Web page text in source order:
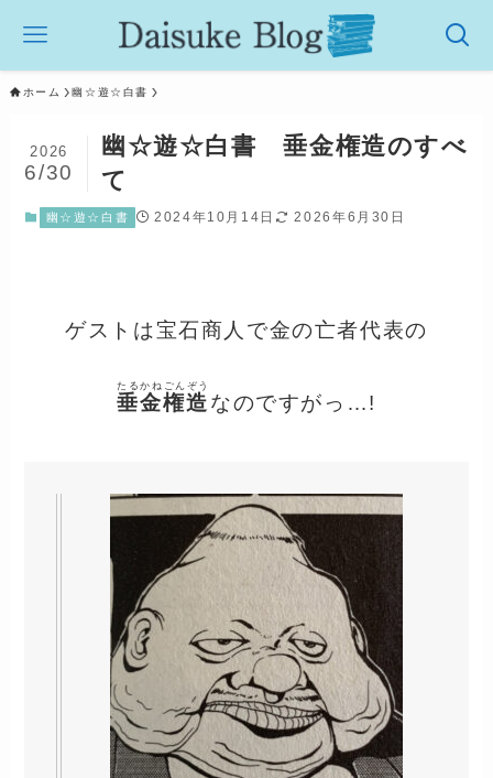
ホーム 幽☆遊☆白書
幽☆遊☆白書 垂金権造のすべ
て
2026
6/30
幽☆遊☆白書 2024年10月14日 2026年6月30日
ゲストは宝石商人で金の亡者代表の
垂金権造
たるかねごんぞう
なのですがっ…!